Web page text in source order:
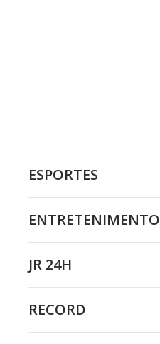
ESPORTES
ENTRETENIMENTO
JR 24H
RECORD